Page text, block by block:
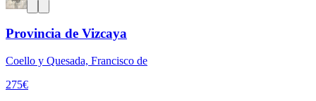
Provincia de Vizcaya
Coello y Quesada, Francisco de
275€